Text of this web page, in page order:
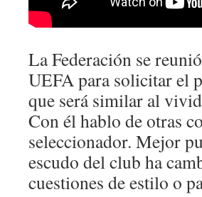
La Federación se
UEFA para solicitar el
que será similar al
Con él hablo de otras
seleccionador. Mejor
escudo del club ha
cuestiones de estilo o